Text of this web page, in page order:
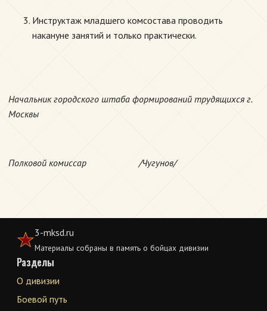
Инструктаж младшего комсостава проводить
накануне занятий и только практически.
Начальник городского штаба формирований трудящихся г.
Москвы
Полковой комиссар /Чугунов/
3-mksd.ru
Материалы собраны в память о бойцах дивизии
Разделы
О дивизии
Боевой путь